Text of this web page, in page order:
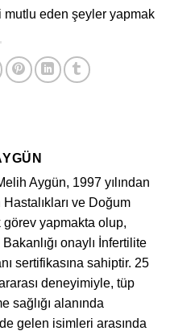
eden şeyler yapmak
Aygün, 1997 yılından
Hastalıkları ve Doğum
görev yapmakta olup,
onaylı İnfertilite
sertifikasına sahiptir. 25
deneyimiyle, tüp
sağlığı alanında
gelen isimleri arasında